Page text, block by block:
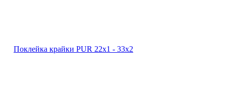
Поклейка крайки PUR 22х1 ‐ 33х2